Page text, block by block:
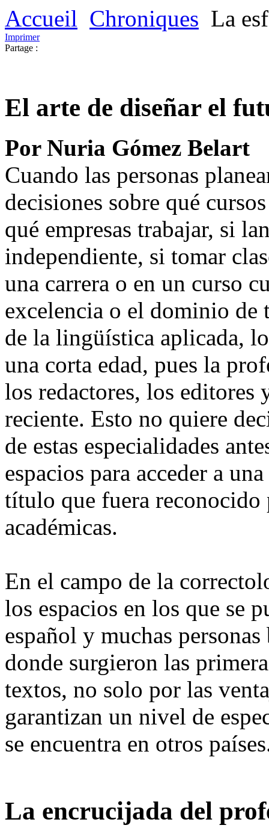
Accueil Chroniques La
Imprimer
Partage :
El arte de diseñar el
Por Nuria Gómez Belart
Cuando las personas
decisiones sobre qué
qué empresas trabajar, si
independiente, si tomar
una carrera o en un curso
excelencia o el dominio de
de la lingüística aplicada,
una corta edad, pues la
los redactores, los editores
reciente. Esto no quiere
de estas especialidades
espacios para acceder a
título que fuera reconocido
académicas.
En el campo de la
los espacios en los que se
español y muchas
donde surgieron las
textos, no solo por las
garantizan un nivel de
se encuentra en otros
La encrucijada del